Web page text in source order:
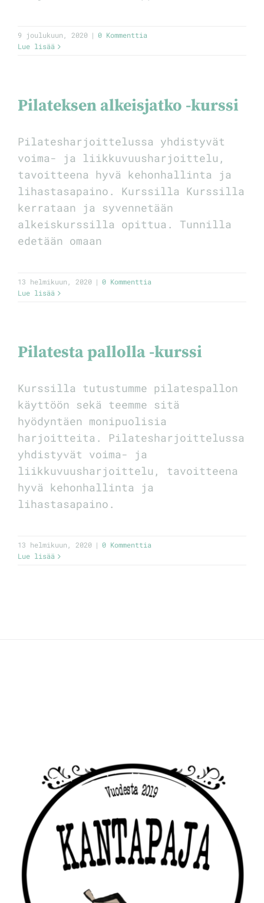
9 joulukuun, 2020 | 0 Kommenttia
Lue lisää
Pilateksen alkeisjatko -kurssi
Pilatesharjoittelussa yhdistyvät
voima- ja liikkuvuusharjoittelu,
tavoitteena hyvä kehonhallinta ja
lihastasapaino. Kurssilla Kurssilla
kerrataan ja syvennetään
alkeiskurssilla opittua. Tunnilla
edetään omaan
13 helmikuun, 2020 | 0 Kommenttia
Lue lisää
Pilatesta pallolla -kurssi
Kurssilla tutustumme pilatespallon
käyttöön sekä teemme sitä
hyödyntäen monipuolisia
harjoitteita. Pilatesharjoittelussa
yhdistyvät voima- ja
liikkuvuusharjoittelu, tavoitteena
hyvä kehonhallinta ja
lihastasapaino.
13 helmikuun, 2020 | 0 Kommenttia
Lue lisää